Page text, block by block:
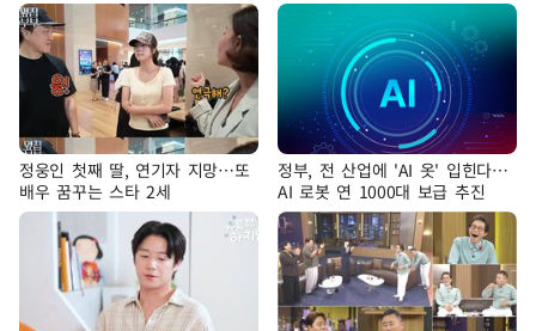
정웅인 첫째 딸, 연기자 지망…또
배우 꿈꾸는 스타 2세
정부, 전 산업에 'AI 옷' 입힌다…
AI 로봇 연 1000대 보급 추진